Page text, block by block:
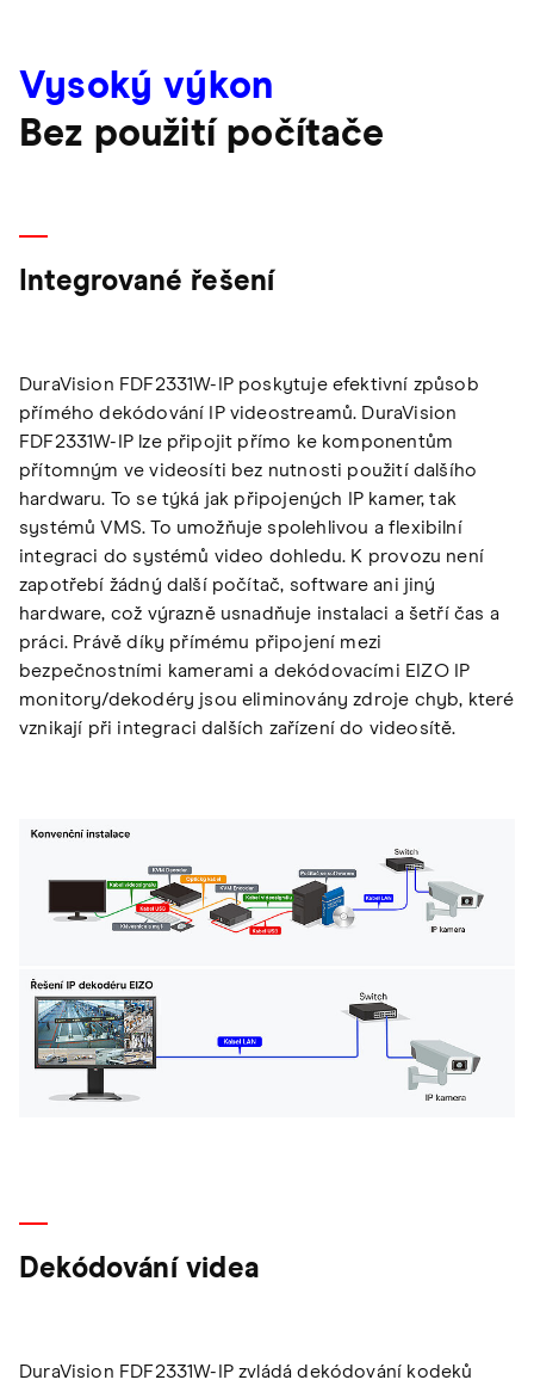
Vysoký výkon
Bez použití počítače
Integrované řešení
DuraVision FDF2331W-IP poskytuje efektivní způsob
přímého dekódování IP videostreamů. DuraVision
FDF2331W-IP lze připojit přímo ke komponentům
přítomným ve videosíti bez nutnosti použití dalšího
hardwaru. To se týká jak připojených IP kamer, tak
systémů VMS. To umožňuje spolehlivou a flexibilní
integraci do systémů video dohledu. K provozu není
zapotřebí žádný další počítač, software ani jiný
hardware, což výrazně usnadňuje instalaci a šetří čas a
práci. Právě díky přímému připojení mezi
bezpečnostními kamerami a dekódovacími EIZO IP
monitory/dekodéry jsou eliminovány zdroje chyb, které
vznikají při integraci dalších zařízení do videosítě.
Dekódování videa
DuraVision FDF2331W-IP zvládá dekódování kodeků